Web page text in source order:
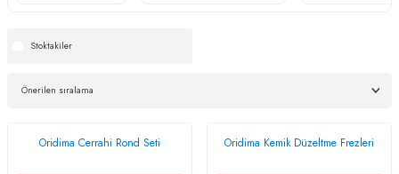
Stoktakiler
Oridima Cerrahi Rond Seti Oridima Kemik Düzeltme Frezleri